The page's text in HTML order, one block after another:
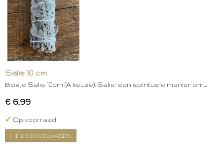
Salie 10 cm
Bosje Salie 10cm (A keuze). Salie: een spirituele manier om…
€ 6,99
✓ Op voorraad
IN WINKELWAGEN